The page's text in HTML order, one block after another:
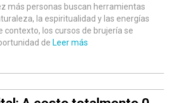
más personas buscan herramientas
la espiritualidad y las energías
contexto, los cursos de brujería se
de Leer más